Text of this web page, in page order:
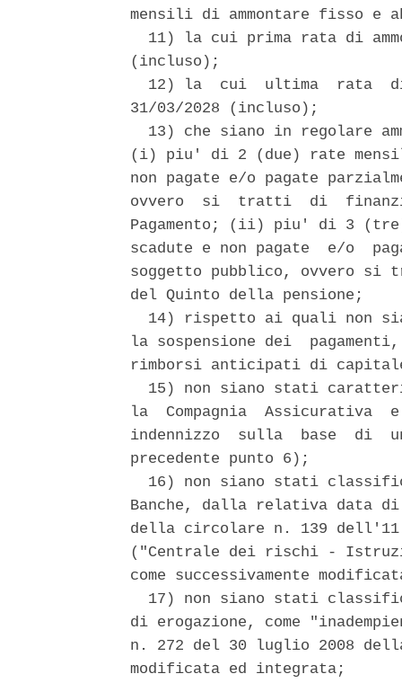
mensili di ammontare fisso e
11) la cui prima rata di
(incluso);
12) la  cui  ultima  rata
31/03/2028 (incluso);
13) che siano in regolare
(i) piu' di 2 (due) rate
non pagate e/o pagate
ovvero  si  tratti  di
Pagamento; (ii) piu' di 3
scadute e non pagate  e/o
soggetto pubblico, ovvero si
del Quinto della pensione;
14) rispetto ai quali non
la sospensione dei
rimborsi anticipati di
15) non siano stati
la  Compagnia
indennizzo  sulla  base  di
precedente punto 6);
16) non siano stati
Banche, dalla relativa data di
della circolare n. 139
("Centrale dei rischi -
come successivamente
17) non siano stati
di erogazione, come
n. 272 del 30 luglio 2008
modificata ed integrata;